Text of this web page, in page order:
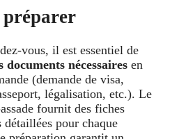
préparer
vous, il est essentiel de
documents nécessaires en
(demande de visa,
légalisation, etc.). Le
fournit des fiches
détaillées pour chaque